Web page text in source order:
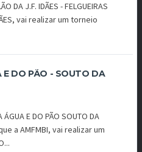
DA J.F. IDÃES - FELGUEIRAS
vai realizar um torneio
E DO PÃO - SOUTO DA
ÁGUA E DO PÃO SOUTO DA
a AMFMBI, vai realizar um